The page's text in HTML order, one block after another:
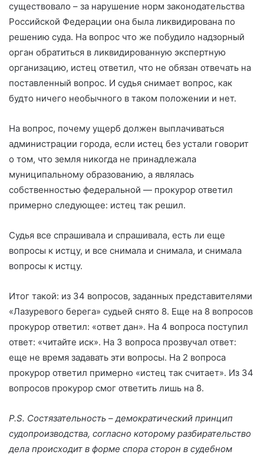
существовало – за нарушение норм законодательства
Российской Федерации она была ликвидирована по
решению суда. На вопрос что же побудило надзорный
орган обратиться в ликвидированную экспертную
организацию, истец ответил, что не обязан отвечать на
поставленный вопрос. И судья снимает вопрос, как
будто ничего необычного в таком положении и нет.
На вопрос, почему ущерб должен выплачиваться
администрации города, если истец без устали говорит
о том, что земля никогда не принадлежала
муниципальному образованию, а являлась
собственностью федеральной — прокурор ответил
примерно следующее: истец так решил.
Судья все спрашивала и спрашивала, есть ли еще
вопросы к истцу, и все снимала и снимала, и снимала
вопросы к истцу.
Итог такой: из 34 вопросов, заданных представителями
«Лазуревого берега» судьей снято 8. Еще на 8 вопросов
прокурор ответил: «ответ дан». На 4 вопроса поступил
ответ: «читайте иск». На 3 вопроса прозвучал ответ:
еще не время задавать эти вопросы. На 2 вопроса
прокурор ответил примерно «истец так считает». Из 34
вопросов прокурор смог ответить лишь на 8.
P.S. Состязательность – демократический принцип
судопроизводства, согласно которому разбирательство
дела происходит в форме спора сторон в судебном